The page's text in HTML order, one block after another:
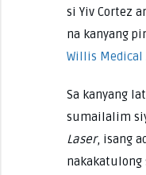
si Yiv Cortez
na kanyang
Willis Medical
Sa kanyang
sumailalim
Laser, isang
nakakatulong